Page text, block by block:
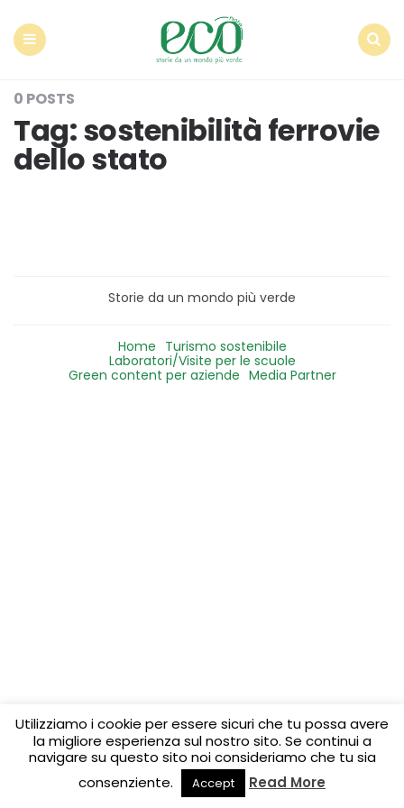
0 POSTS
Tag:sostenibilità ferrovie
dello stato
Storie da un mondo più verde
Home Turismo sostenibile
Laboratori/Visite per le scuole
Green content per aziende Media Partner
Utilizziamo i cookie per essere sicuri che tu possa avere
la migliore esperienza sul nostro sito. Se continui a
navigare su questo sito noi consideriamo che tu sia
consenziente.
Accept Read More